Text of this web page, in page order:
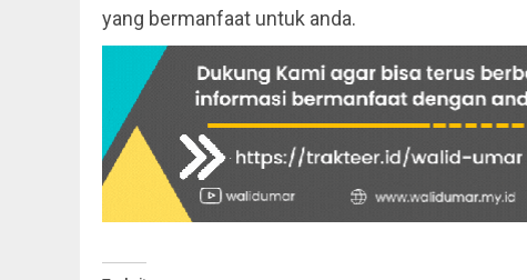
yang bermanfaat untuk anda.